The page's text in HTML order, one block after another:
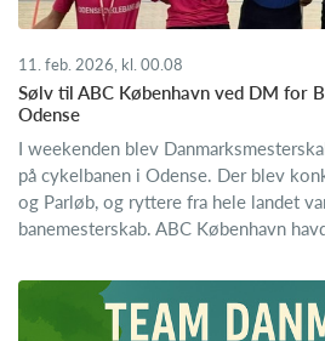
11. feb. 2026, kl. 00.08
Sølv til ABC København ved DM for
Odense
I weekenden blev
på cykelbanen i Odense. Der blev
og Parløb, og ryttere fra hele landet
banemesterskab. ABC København